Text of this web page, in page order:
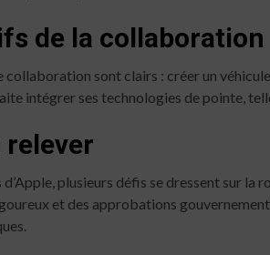
de la collaboration
sont clairs : créer un
intégrer ses technologies de pointe,
relever
plusieurs défis se dressent sur la
et des approbations